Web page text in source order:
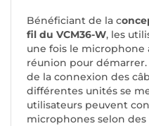
Bénéficiant de la c
fil du VCM36-W, les
une fois le microphone
réunion pour démarrer.
de la connexion des
différentes unités se
utilisateurs peuvent
microphones selon